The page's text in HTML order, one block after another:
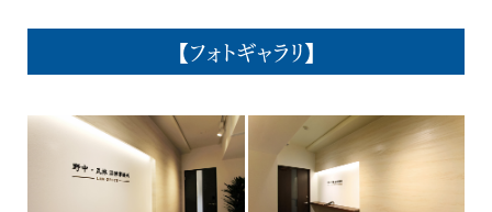
【フォトギャラリ】